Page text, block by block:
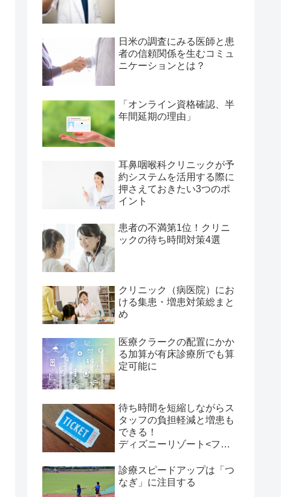
日米の調査にみる医師と患
者の信頼関係を生むコミュ
ニケーションとは？
「オンライン資格確認、半
年間延期の理由」
耳鼻咽喉科クリニックが予
約システムを活用する際に
押さえておきたい3つのポ
イント
患者の不満第1位！クリニ
ックの待ち時間対策4選
クリニック（病医院）にお
ける集患・増患対策総まと
め
医療クラークの配置にかか
る加算が有床診療所でも算
定可能に
待ち時間を短縮しながらス
タッフの負担軽減と増患も
できる！
ディズニーリゾート<ファ
帯予約」活用術 その１
診療スピードアップは「つ
なぎ」に注目する